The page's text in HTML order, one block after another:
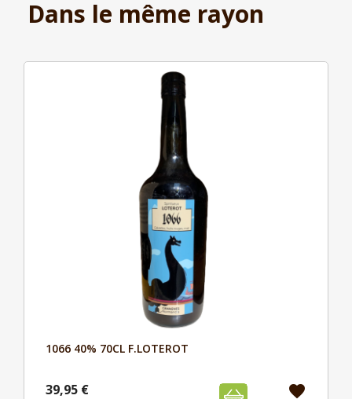
Dans le même rayon
Aperçu
1066 40% 70CL F.LOTEROT
39,95 € favorite